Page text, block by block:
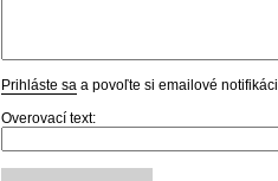
Prihláste sa a povoľte si emailové
Overovací text: